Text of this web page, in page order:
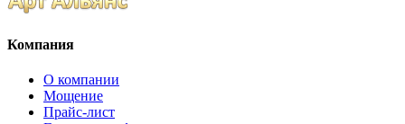
Компания
О компании
Мощение
Прайс-лист